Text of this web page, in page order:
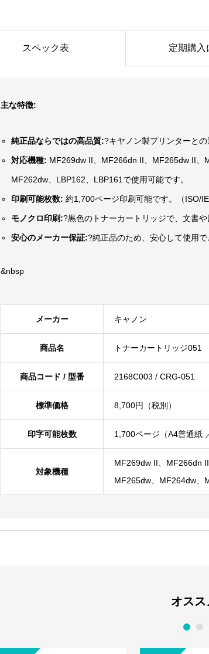
スペック表 定期購入
主な特徴:
純正品ならではの高品質:?キヤノン製プリンターと
対応機種: MF269dw II、MF266dn II、MF265dw II、
MF262dw、LBP162、LBP161で使用可能です。
印刷可能枚数: 約1,700ページ印刷可能です。（ISO/
モノクロ印刷:?黒色のトナーカートリッジで、文書
安心のメーカー保証:?純正品のため、安心して使用で
&nbsp
メーカー キャノン
商品名 トナーカートリッジ051
商品コード / 型番 2168C003 / CRG-051
標準価格 8,700円（税別）
印字可能枚数 1,700ページ（A4普通紙
対象機種
MF269dw II、MF266dn
MF265dw、MF264dw、
オス
1 2